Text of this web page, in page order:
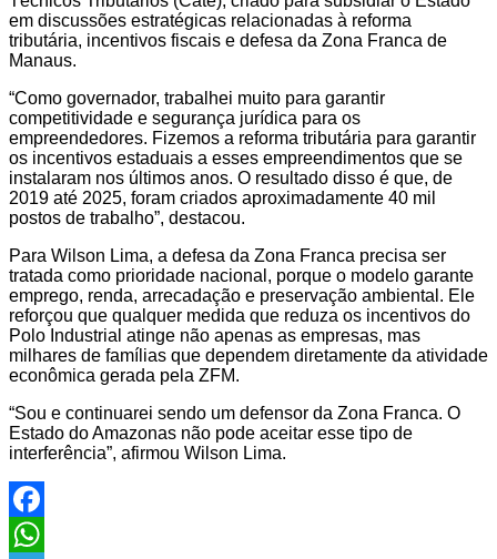
em discussões estratégicas relacionadas à reforma
tributária, incentivos fiscais e defesa da Zona Franca de
Manaus.
“Como governador, trabalhei muito para garantir
competitividade e segurança jurídica para os
empreendedores. Fizemos a reforma tributária para garantir
os incentivos estaduais a esses empreendimentos que se
instalaram nos últimos anos. O resultado disso é que, de
2019 até 2025, foram criados aproximadamente 40 mil
postos de trabalho”, destacou.
Para Wilson Lima, a defesa da Zona Franca precisa ser
tratada como prioridade nacional, porque o modelo garante
emprego, renda, arrecadação e preservação ambiental. Ele
reforçou que qualquer medida que reduza os incentivos do
Polo Industrial atinge não apenas as empresas, mas
milhares de famílias que dependem diretamente da atividade
econômica gerada pela ZFM.
“Sou e continuarei sendo um defensor da Zona Franca. O
Estado do Amazonas não pode aceitar esse tipo de
interferência”, afirmou Wilson Lima.
Facebook